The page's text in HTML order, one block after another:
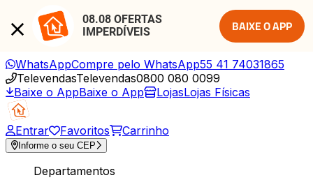
08.08 OFERTAS
IMPERDÍVEIS
BAIXE O APP
WhatsAppCompre pelo WhatsApp55 41 74031865
TelevendasTelevendas0800 080 0099
Baixe o AppBaixe o App LojasLojas Físicas
Entrar Favoritos Carrinho
Informe o seu CEP
Departamentos